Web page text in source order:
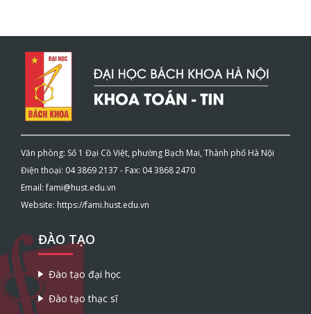
Văn phòng: Số 1 Đại Cồ Việt, phường Bạch Mai, Thành phố Hà Nội
Điện thoại: 04 3869 2137 - Fax: 04 3868 2470
Email: fami@hust.edu.vn
Website: https://fami.hust.edu.vn
ĐÀO TẠO
Đào tạo đại học
Đào tạo thạc sĩ